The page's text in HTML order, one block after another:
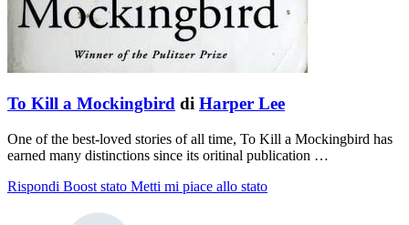
To Kill a Mockingbird di Harper Lee
One of the best-loved stories of all time, To Kill a Mockingbird has
earned many distinctions since its oritinal publication …
Rispondi Boost stato Metti mi piace allo stato